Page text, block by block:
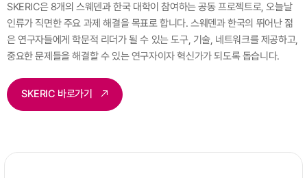
SKERIC은 8개의 스웨덴과 한국 대학이 참여하는 공동 프로젝트로, 오늘날
인류가 직면한 주요 과제 해결을 목표로 합니다.스웨덴과 한국의 뛰어난 젊
은 연구자들에게 학문적 리더가 될 수 있는 도구, 기술, 네트워크를 제공하고,
중요한 문제들을 해결할 수 있는 연구자이자 혁신가가 되도록 돕습니다.
SKERIC 바로가기